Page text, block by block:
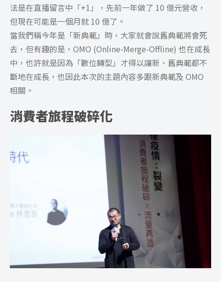
法是在直播留言中「+1」，先前一年做了 10 億元營收，
但現在可能是一個月就 10 億了。
當我們稱今年是「新典範」時，大家就會說舊典範將會死
去，但有趣的是，OMO (Online-Merge-Offline) 也在成長
中，也許就是因為「數位轉型」才得以讓新、舊典範都不
斷地在成長，也因此本次的主題內容多跟新典範及 OMO
相關。
消費者旅程破碎化